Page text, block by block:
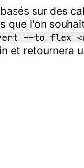
sur des
que l'on
--to flex
et retournera